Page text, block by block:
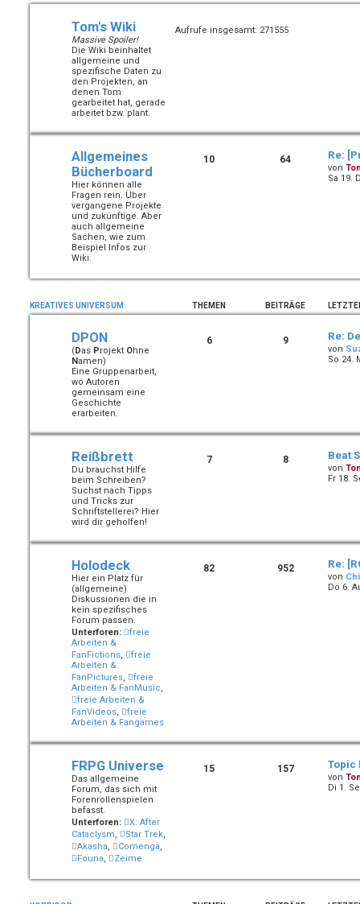
Tom's Wiki
Massive Spoiler!
Die Wiki beinhaltet
allgemeine und
spezifische Daten zu
den Projekten, an
denen Tom
gearbeitet hat, gerade
arbeitet bzw. plant.
Aufrufe insgesamt: 271555
Allgemeines
Bücherboard
Hier können alle
Fragen rein. Über
vergangene Projekte
und zukünftige. Aber
auch allgemeine
Sachen, wie zum
Beispiel Infos zur
Wiki.
10 64 Re:
von
Sa 19.
KREATIVES UNIVERSUM THEMEN BEITRÄGE
DPON
(Das Projekt Ohne
Namen)
Eine Gruppenarbeit,
wo Autoren
gemeinsam eine
Geschichte
erarbeiten.
6 9 Re:
von
So 24.
Reißbrett
Du brauchst Hilfe
beim Schreiben?
Suchst nach Tipps
und Tricks zur
Schriftstellerei? Hier
wird dir geholfen!
7 8 Beat
von
Fr 18.
Holodeck
Hier ein Platz für
(allgemeine)
Diskussionen die in
kein spezifisches
Forum passen.
Unterforen:
freie
Arbeiten &
FanFictions
freie
Arbeiten &
FanPictures
freie
Arbeiten & FanMusic
freie Arbeiten &
FanVideos
freie
Arbeiten & Fangames
82 952 Re:
von
Do 6.
FRPG Universe
Das allgemeine
Forum, das sich mit
Forenrollenspielen
befasst.
Unterforen:
X: After
Cataclysm
Star Trek
Akasha
Comenga
Founa
Zeime
15 157 Topic
von
Di 1.